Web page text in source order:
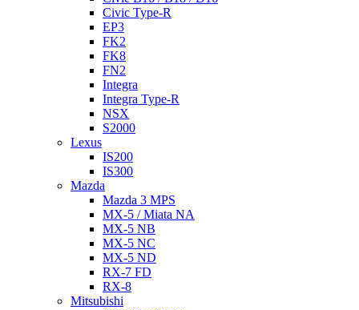
Civic Type-R
EP3
FK2
FK8
FN2
Integra
Integra Type-R
NSX
S2000
Lexus
IS200
IS300
Mazda
Mazda 3 MPS
MX-5 / Miata NA
MX-5 NB
MX-5 NC
MX-5 ND
RX-7 FD
RX-8
Mitsubishi